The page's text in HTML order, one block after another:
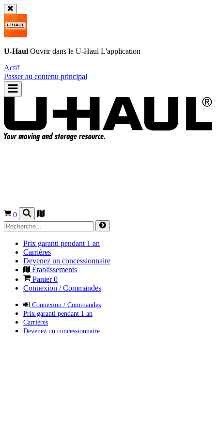
U-Haul Ouvrir dans le U-Haul L'application
Actif
Passer au contenu principal
0
Prix garanti pendant 1 an
Carrières
Devenez un concessionnaire
Établissements
Panier0
Connexion / Commandes
Connexion / Commandes
Prix garanti pendant 1 an
Carrières
Devenez un concessionnaire